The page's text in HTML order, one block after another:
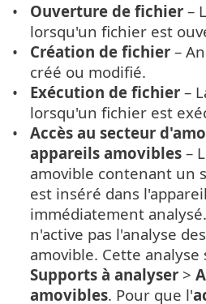
Ouverture de fichier –
lorsqu'un fichier est
Création de fichier –
créé ou modifié.
Exécution de fichier –
lorsqu'un fichier est
Accès au secteur
appareils amovibles –
amovible contenant un
est inséré dans
immédiatement
n'active pas l'analyse
amovible. Cette analyse
Supports à analyser >
amovibles. Pour que l'